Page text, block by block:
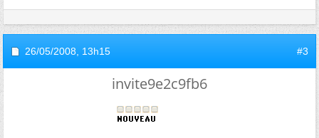
26/05/2008, 13h15 #3
invite9e2c9fb6